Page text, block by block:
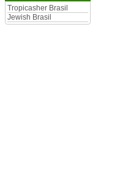
Tropicasher Brasil
Jewish Brasil